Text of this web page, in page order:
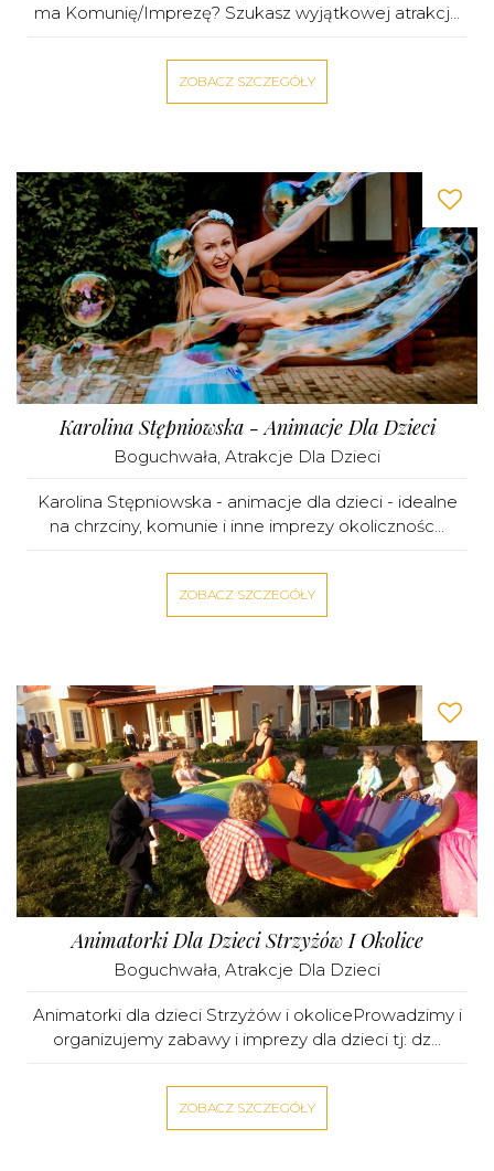
ma Komunię/Imprezę? Szukasz wyjątkowej atrakcj...
ZOBACZ SZCZEGÓŁY
Karolina Stępniowska - Animacje Dla Dzieci
Boguchwała, Atrakcje Dla Dzieci
Karolina Stępniowska - animacje dla dzieci - idealne
na chrzciny, komunie i inne imprezy okolicznośc...
ZOBACZ SZCZEGÓŁY
Animatorki Dla Dzieci Strzyżów I Okolice
Boguchwała, Atrakcje Dla Dzieci
Animatorki dla dzieci Strzyżów i okoliceProwadzimy i
organizujemy zabawy i imprezy dla dzieci tj: dz...
ZOBACZ SZCZEGÓŁY